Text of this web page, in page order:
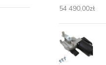
54 490,00zł